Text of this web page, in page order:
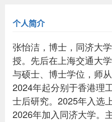
个人简介